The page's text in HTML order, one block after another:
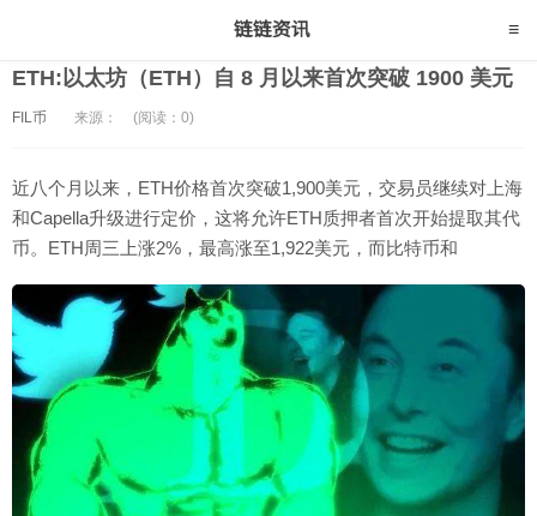
ETH:以太坊（ETH）自 8 月以来首次突破 1900 美元
FIL币 来源： (阅读：0)
近八个月以来，ETH价格首次突破1,900美元，交易员继续对上海
和Capella升级进行定价，这将允许ETH质押者首次开始提取其代
币。ETH周三上涨2%，最高涨至1,922美元，而比特币和